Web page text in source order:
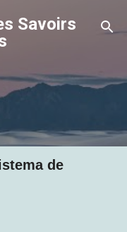
principal
Savoirs
de